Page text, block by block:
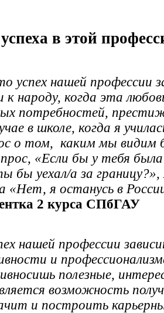
в этой
успех нашей профессии
к народу, когда эта
потребностей,
в школе, когда я
о том, каким мы видим
«Если бы у тебя
бы уехал/а за границу?»,
«Нет, я останусь в
2 курса СПбГАУ
нашей профессии
и
полезные,
возможность
и построить